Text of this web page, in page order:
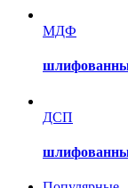
МДФ
ДСП